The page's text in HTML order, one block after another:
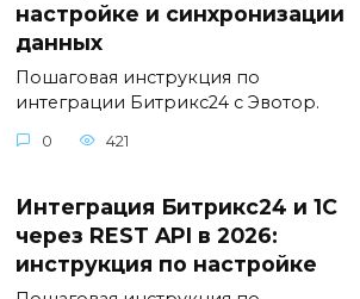
настройке и синхронизации
данных
Пошаговая инструкция по
интеграции Битрикс24 с Эвотор.
0 421
Интеграция Битрикс24 и 1С
через REST API в 2026:
инструкция по настройке